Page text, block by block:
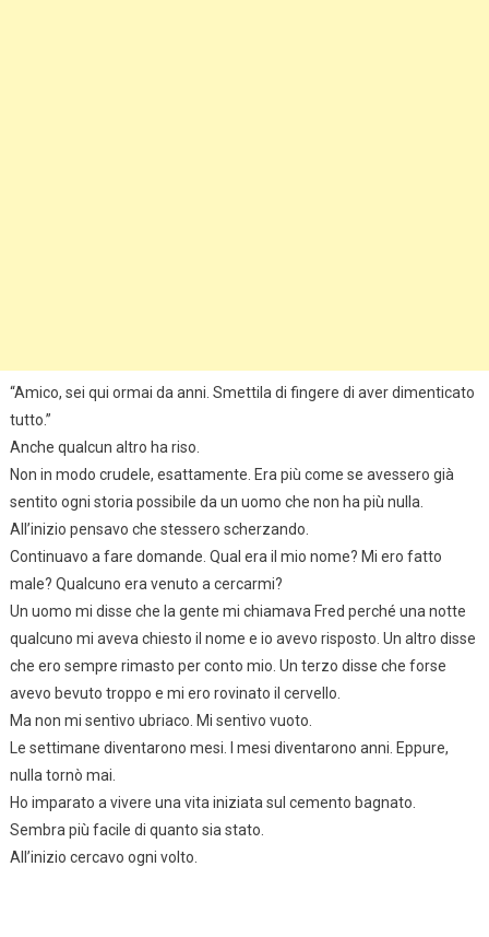
“Amico, sei qui ormai da anni. Smettila di fingere di aver dimenticato
tutto.”
Anche qualcun altro ha riso.
Non in modo crudele, esattamente. Era più come se avessero già
sentito ogni storia possibile da un uomo che non ha più nulla.
All’inizio pensavo che stessero scherzando.
Continuavo a fare domande. Qual era il mio nome? Mi ero fatto
male? Qualcuno era venuto a cercarmi?
Un uomo mi disse che la gente mi chiamava Fred perché una notte
qualcuno mi aveva chiesto il nome e io avevo risposto. Un altro disse
che ero sempre rimasto per conto mio. Un terzo disse che forse
avevo bevuto troppo e mi ero rovinato il cervello.
Ma non mi sentivo ubriaco. Mi sentivo vuoto.
Le settimane diventarono mesi. I mesi diventarono anni. Eppure,
nulla tornò mai.
Ho imparato a vivere una vita iniziata sul cemento bagnato.
Sembra più facile di quanto sia stato.
All’inizio cercavo ogni volto.